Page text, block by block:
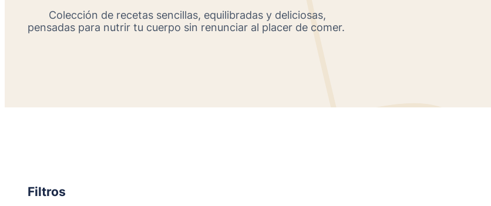
Colección de recetas sencillas, equilibradas y deliciosas,
pensadas para nutrir tu cuerpo sin renunciar al placer de comer.
Filtros